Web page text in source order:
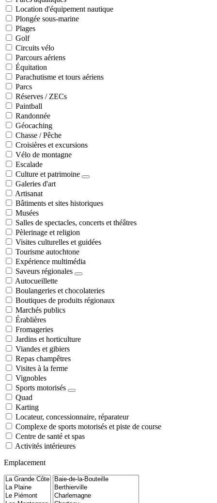
Location d'équipement nautique
Plongée sous-marine
Plages
Golf
Circuits vélo
Parcours aériens
Équitation
Parachutisme et tours aériens
Parcs
Réserves / ZECs
Paintball
Randonnée
Géocaching
Chasse / Pêche
Croisières et excursions
Vélo de montagne
Escalade
Culture et patrimoine
Galeries d'art
Artisanat
Bâtiments et sites historiques
Musées
Salles de spectacles, concerts et théâtres
Pèlerinage et religion
Visites culturelles et guidées
Tourisme autochtone
Expérience multimédia
Saveurs régionales
Autocueillette
Boulangeries et chocolateries
Boutiques de produits régionaux
Marchés publics
Érablières
Fromageries
Jardins et horticulture
Viandes et gibiers
Repas champêtres
Visites à la ferme
Vignobles
Sports motorisés
Quad
Karting
Locateur, concessionnaire, réparateur
Complexe de sports motorisés et piste de course
Centre de santé et spas
Activités intérieures
Emplacement